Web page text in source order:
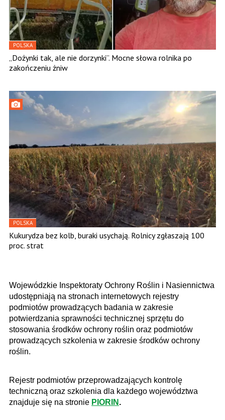
POLSKA
„Dożynki tak, ale nie dorzynki”. Mocne słowa rolnika po
zakończeniu żniw
POLSKA
Kukurydza bez kolb, buraki usychają. Rolnicy zgłaszają 100
proc. strat
Wojewódzkie Inspektoraty Ochrony Roślin i Nasiennictwa
udostępniają na stronach internetowych rejestry
podmiotów prowadzących badania w zakresie
potwierdzania sprawności technicznej sprzętu do
stosowania środków ochrony roślin oraz podmiotów
prowadzących szkolenia w zakresie środków ochrony
roślin.
Rejestr podmiotów przeprowadzających kontrolę
techniczną oraz szkolenia dla każdego województwa
znajduje się na stronie PIORIN .